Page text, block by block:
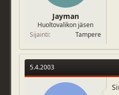
Jayman
Huoltovalikon jäsen
Sijainti
Tampere
5.4.2003